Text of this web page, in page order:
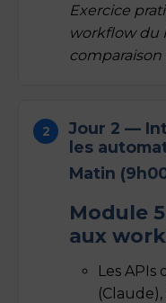
Exercice
workflow du
Jour 2 —
les
Matin
Module
aux
Les APIs